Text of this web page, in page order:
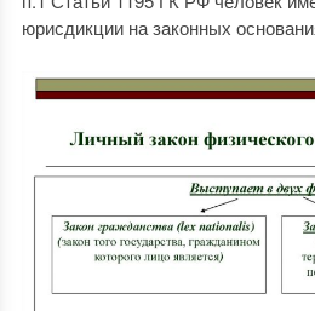
юрисдикции на законных